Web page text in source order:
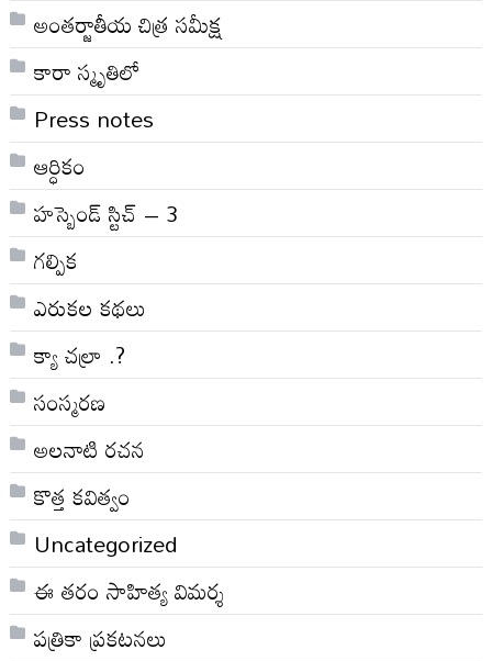
అంతర్జాతీయ చిత్ర సమీక్ష
కారా స్మృతిలో
Press notes
ఆర్ధికం
హస్బెండ్ స్టిచ్ – 3
గల్పిక
ఎరుకల కథలు
క్యా చల్రా .?
సంస్మరణ
అలనాటి రచన
కొత్త కవిత్వం
Uncategorized
ఈ తరం సాహిత్య విమర్శ
పత్రికా ప్రకటనలు